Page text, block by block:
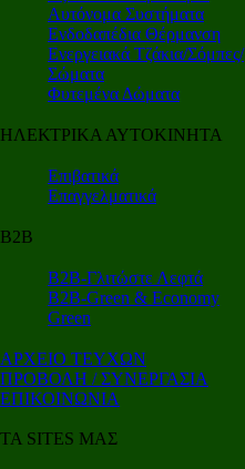
Αυτόνομα Συστήματα
Ενδοδαπέδια Θέρμανση
Ενεργειακά Τζάκια/Σόμπες/
Σώματα
Φυτεμένα Δώματα
ΗΛΕΚΤΡΙΚΑ ΑΥΤΟΚΙΝΗΤΑ
Επιβατικά
Επαγγελματικά
Β2Β
Β2Β-Γλιτώστε Λεφτά
Β2Β-Green & Economy
Green
ΑΡΧΕΙΟ ΤΕΥΧΩΝ
ΠΡΟΒΟΛΗ / ΣΥΝΕΡΓΑΣΙΑ
ΕΠΙΚΟΙΝΩΝΙΑ
ΤΑ SITES ΜΑΣ